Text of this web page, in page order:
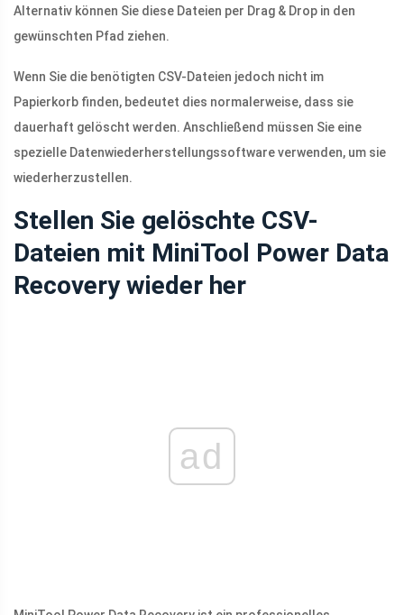
Alternativ können Sie diese Dateien per Drag & Drop in den
gewünschten Pfad ziehen.
Wenn Sie die benötigten CSV-Dateien jedoch nicht im
Papierkorb finden, bedeutet dies normalerweise, dass sie
dauerhaft gelöscht werden. Anschließend müssen Sie eine
spezielle Datenwiederherstellungssoftware verwenden, um sie
wiederherzustellen.
Stellen Sie gelöschte CSV-
Dateien mit MiniTool Power Data
Recovery wieder her
ad